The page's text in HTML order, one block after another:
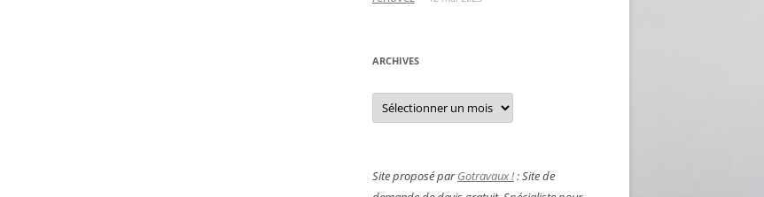
ARCHIVES
Archives
Site proposé parGotravaux !: Site de